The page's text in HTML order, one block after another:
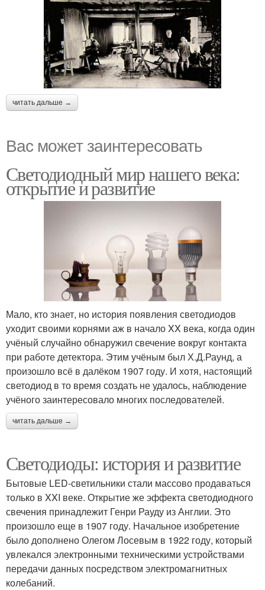
читать дальше →
Вас может заинтересовать
Светодиодный мир нашего века:
открытие и развитие
Мало, кто знает, но история появления светодиодов
уходит своими корнями аж в начало XX века, когда один
учёный случайно обнаружил свечение вокруг контакта
при работе детектора. Этим учёным был Х.Д.Раунд, а
произошло всё в далёком 1907 году. И хотя, настоящий
светодиод в то время создать не удалось, наблюдение
учёного заинтересовало многих последователей.
читать дальше →
Светодиоды: история и развитие
Бытовые LED-светильники стали массово продаваться
только в XXI веке. Открытие же эффекта светодиодного
свечения принадлежит Генри Рауду из Англии. Это
произошло еще в 1907 году. Начальное изобретение
было дополнено Олегом Лосевым в 1922 году, который
увлекался электронными техническими устройствами
передачи данных посредством электромагнитных
колебаний.